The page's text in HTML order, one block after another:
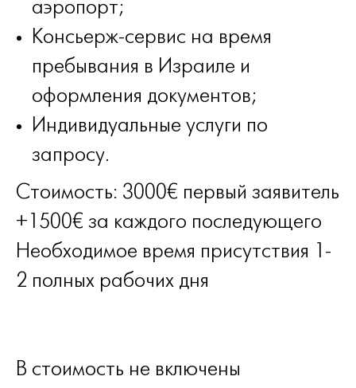
аэропорт;
Консьерж-сервис на время
пребывания в Израиле и
оформления документов;
Индивидуальные услуги по
запросу.
Стоимость: 3000€ первый заявитель
+1500€ за каждого последующего
Необходимое время присутствия 1-
2 полных рабочих дня
В стоимость не включены